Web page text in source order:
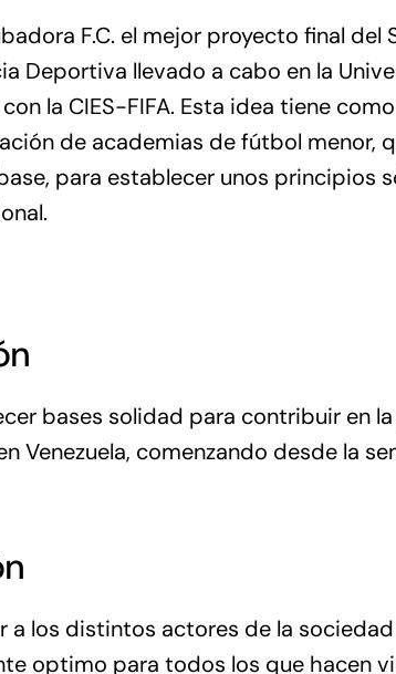
F.C. el mejor proyecto final
Deportiva llevado a cabo en la
con la CIES-FIFA. Esta idea tiene
de academias de fútbol menor,
para establecer unos principios
bases solidad para contribuir en
Venezuela, comenzando desde la
a los distintos actores de la
optimo para todos los que hacen